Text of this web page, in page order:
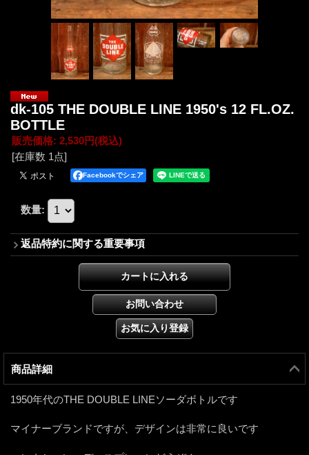
dk-105 THE DOUBLE LINE 1950's 12 FL.OZ.
BOTTLE
販売価格: 2,530円(税込)
[在庫数 1点]
Facebookでシェア
数量:
返品特約に関する重要事項
商品詳細
1950年代のTHE DOUBLE LINEソーダボトルです
マイナーブランドですが、デザインは非常に良いです